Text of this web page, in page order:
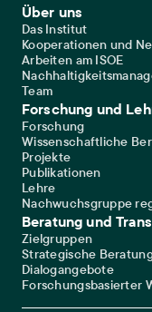
Footer Main Navigation
Über uns
Das Institut
Kooperationen und
Arbeiten am ISOE
Team
Forschung und
Forschung
Wissenschaftliche
Projekte
Publikationen
Lehre
Nachwuchsgruppe
Beratung und
Zielgruppen
Strategische
Dialogangebote
Forschungsbasierter